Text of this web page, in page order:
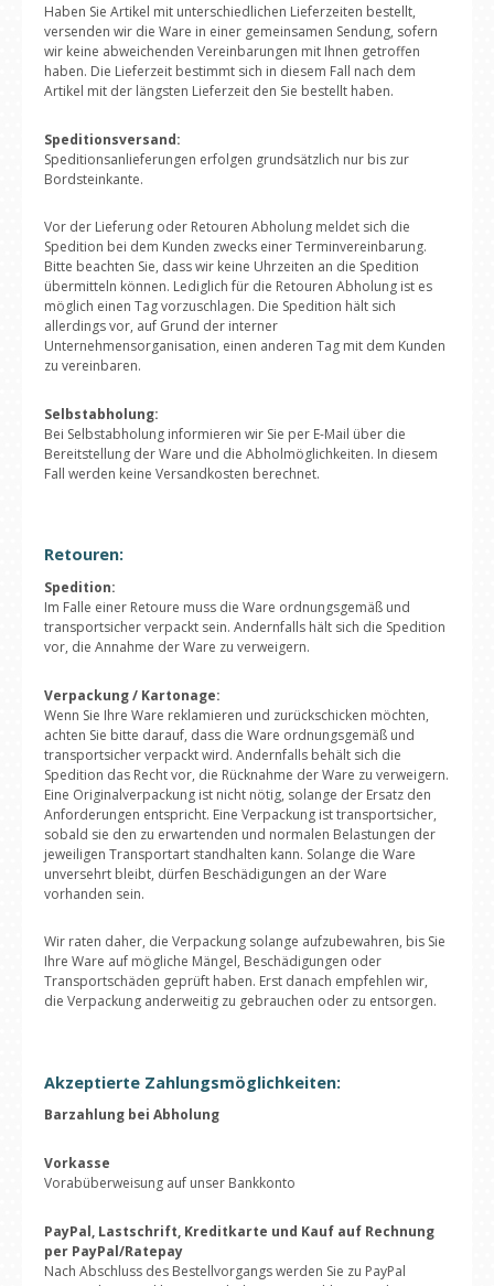
Haben Sie Artikel mit unterschiedlichen Lieferzeiten bestellt,
versenden wir die Ware in einer gemeinsamen Sendung, sofern
wir keine abweichenden Vereinbarungen mit Ihnen getroffen
haben. Die Lieferzeit bestimmt sich in diesem Fall nach dem
Artikel mit der längsten Lieferzeit den Sie bestellt haben.
Speditionsversand:
Speditionsanlieferungen erfolgen grundsätzlich nur bis zur
Bordsteinkante.
Vor der Lieferung oder Retouren Abholung meldet sich die
Spedition bei dem Kunden zwecks einer Terminvereinbarung.
Bitte beachten Sie, dass wir keine Uhrzeiten an die Spedition
übermitteln können. Lediglich für die Retouren Abholung ist es
möglich einen Tag vorzuschlagen. Die Spedition hält sich
allerdings vor, auf Grund der interner
Unternehmensorganisation, einen anderen Tag mit dem Kunden
zu vereinbaren.
Selbstabholung:
Bei Selbstabholung informieren wir Sie per E-Mail über die
Bereitstellung der Ware und die Abholmöglichkeiten. In diesem
Fall werden keine Versandkosten berechnet.
Retouren:
Spedition:
Im Falle einer Retoure muss die Ware ordnungsgemäß und
transportsicher verpackt sein. Andernfalls hält sich die Spedition
vor, die Annahme der Ware zu verweigern.
Verpackung / Kartonage:
Wenn Sie Ihre Ware reklamieren und zurückschicken möchten,
achten Sie bitte darauf, dass die Ware ordnungsgemäß und
transportsicher verpackt wird. Andernfalls behält sich die
Spedition das Recht vor, die Rücknahme der Ware zu verweigern.
Eine Originalverpackung ist nicht nötig, solange der Ersatz den
Anforderungen entspricht. Eine Verpackung ist transportsicher,
sobald sie den zu erwartenden und normalen Belastungen der
jeweiligen Transportart standhalten kann. Solange die Ware
unversehrt bleibt, dürfen Beschädigungen an der Ware
vorhanden sein.
Wir raten daher, die Verpackung solange aufzubewahren, bis Sie
Ihre Ware auf mögliche Mängel, Beschädigungen oder
Transportschäden geprüft haben. Erst danach empfehlen wir,
die Verpackung anderweitig zu gebrauchen oder zu entsorgen.
Akzeptierte Zahlungsmöglichkeiten:
Barzahlung bei Abholung
Vorkasse
Vorabüberweisung auf unser Bankkonto
PayPal, Lastschrift, Kreditkarte und Kauf auf Rechnung
per PayPal/Ratepay
Nach Abschluss des Bestellvorgangs werden Sie zu PayPal